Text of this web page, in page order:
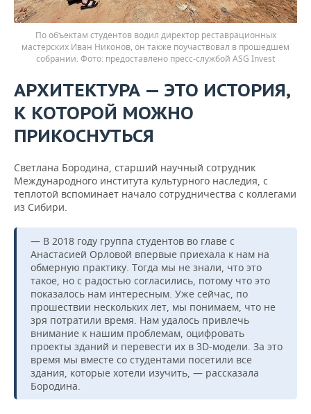
По объектам студентов водил директор реставрационных
мастерских Иван Никонов, он также поучаствовал в прошедшем
собрании.
предоставлено пресс-службой ASG Invest
АРХИТЕКТУРА — ЭТО ИСТОРИЯ,
К КОТОРОЙ МОЖНО
ПРИКОСНУТЬСЯ
Светлана Бородина, старший научный сотрудник
Международного института культурного наследия, с
теплотой вспоминает начало сотрудничества с коллегами
из Сибири.
— В 2018 году группа студентов во главе с
Анастасией Орловой впервые приехала к нам на
обмерную практику. Тогда мы не знали, что это
такое, но с радостью согласились, потому что это
показалось нам интересным. Уже сейчас, по
прошествии нескольких лет, мы понимаем, что не
зря потратили время. Нам удалось привлечь
внимание к нашим проблемам, оцифровать
проекты зданий и перевести их в 3D-модели. За это
время мы вместе со студентами посетили все
здания, которые хотели изучить, — рассказала
Бородина.